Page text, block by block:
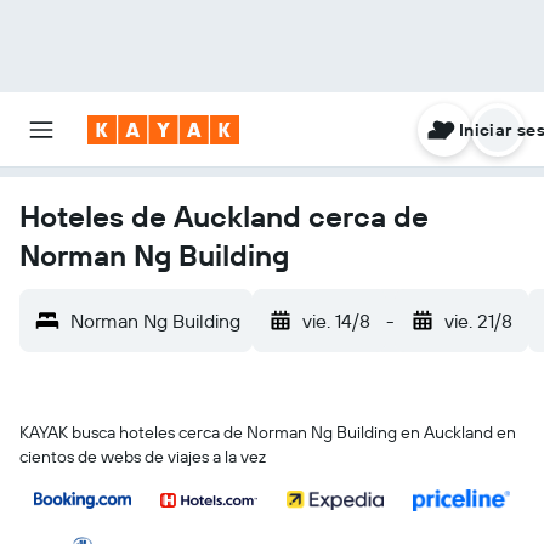
Iniciar
Hoteles de Auckland cerca de
Norman Ng Building
Norman Ng Building vie. 14/8 - vie. 21/8
KAYAK busca hoteles cerca de Norman Ng Building en Auckland en
cientos de webs de viajes a la vez